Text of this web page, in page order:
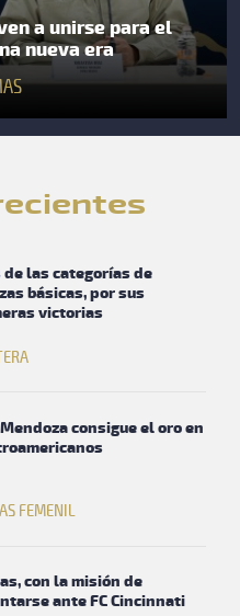
a unirse para el
nueva era
de las categorías de
básicas, por sus
victorias
consigue el oro en
FEMENIL
con la misión de
ante FC Cincinnati